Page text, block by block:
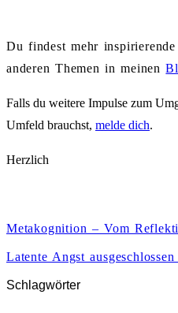
Du findest mehr
anderen Themen in meinen
Falls du weitere Impulse zum
Umfeld brauchst, melde dich.
Herzlich
Metakognition – Vom
Latente Angst
Schlagwörter